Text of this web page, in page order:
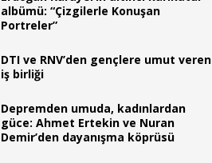
albümü: “Çizgilerle Konuşan
Portreler”
DTI ve RNV’den gençlere umut veren
iş birliği
Depremden umuda, kadınlardan
güce: Ahmet Ertekin ve Nuran
Demir’den dayanışma köprüsü